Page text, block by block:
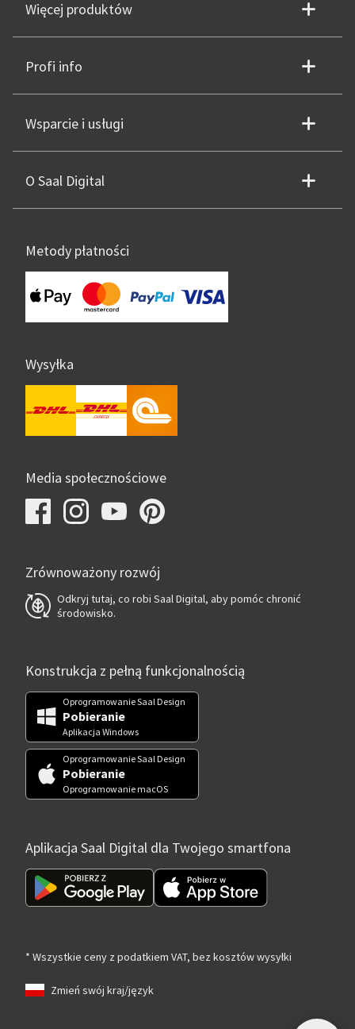
Więcej produktów
Profi info
Wsparcie i usługi
O Saal Digital
Metody płatności
Wysyłka
Media społecznościowe
Zrównoważony rozwój
Odkryj tutaj, co robi Saal Digital, aby pomóc chronić
środowisko.
Konstrukcja z pełną funkcjonalnością
Oprogramowanie Saal Design
Pobieranie
Aplikacja Windows
Oprogramowanie Saal Design
Pobieranie
Oprogramowanie macOS
Aplikacja Saal Digital dla Twojego smartfona
* Wszystkie ceny z podatkiem VAT, bez kosztów wysyłki
Zmień swój kraj/język